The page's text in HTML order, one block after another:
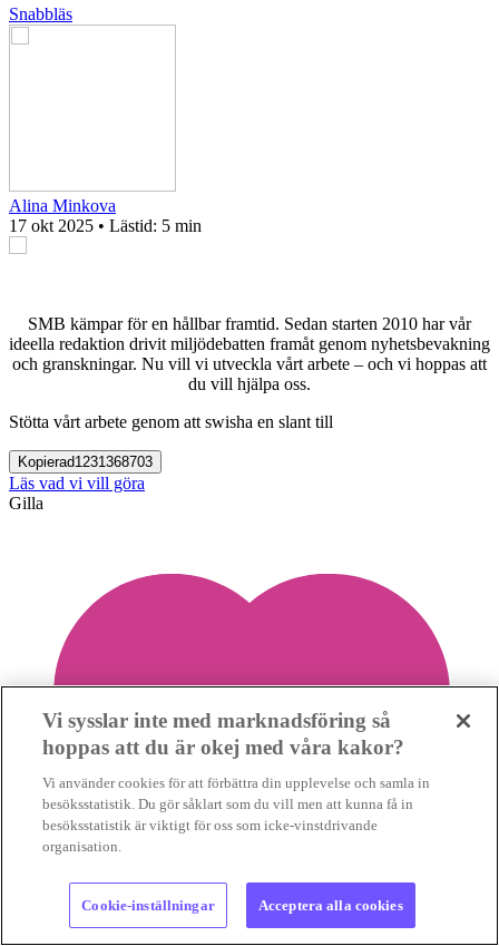
Snabbläs
Alina Minkova
17 okt 2025 • Lästid: 5 min
SMB kämpar för en hållbar framtid. Sedan starten 2010 har vår
ideella redaktion drivit miljödebatten framåt genom nyhetsbevakning
och granskningar. Nu vill vi utveckla vårt arbete – och vi hoppas att
du vill hjälpa oss.
Stötta vårt arbete genom att swisha en slant till
Kopierad1231368703
Läs vad vi vill göra
Gilla
Vi sysslar inte med marknadsföring så
hoppas att du är okej med våra kakor?
Vi använder cookies för att förbättra din upplevelse och samla in
besöksstatistik. Du gör såklart som du vill men att kunna få in
besöksstatistik är viktigt för oss som icke-vinstdrivande
organisation.
Cookie-inställningar Acceptera alla cookies